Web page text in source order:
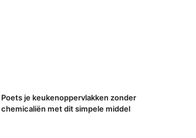
Poets je keukenoppervlakken zonder
chemicaliën met dit simpele middel